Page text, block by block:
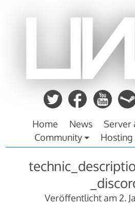
Home News
Server
Community
Hosting
Veröffentlicht am 2.